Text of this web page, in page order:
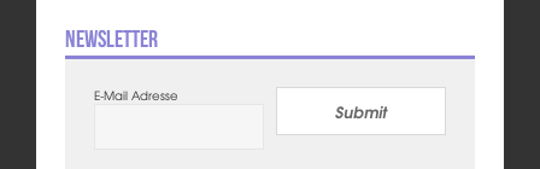
Newsletter
E-Mail Adresse
Submit